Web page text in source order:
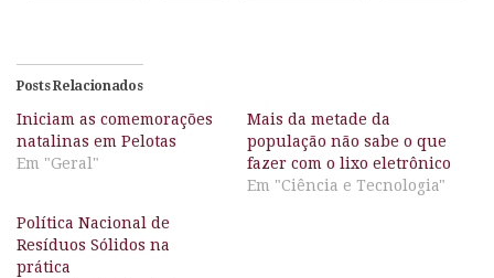
Posts Relacionados
Iniciam as comemorações
natalinas em Pelotas
Em "Geral"
Mais da metade da
população não sabe o que
fazer com o lixo eletrônico
Em "Ciência e Tecnologia"
Política Nacional de
Resíduos Sólidos na
prática